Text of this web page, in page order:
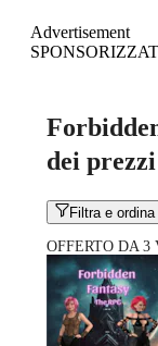
Advertisement
dei prezzi
Filtra e ordina
OFFERTO DA 3